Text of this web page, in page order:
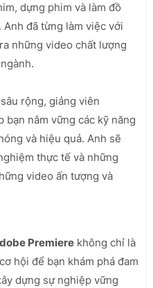
dựng phim và làm đồ
đã từng làm việc với
những video chất lượng
rộng, giảng viên
bạn nắm vững các kỹ năng
và hiệu quả. Anh sẽ
thực tế và những
video ấn tượng và
Premiere không chỉ là
hội để bạn khám phá đam
dựng sự nghiệp vững